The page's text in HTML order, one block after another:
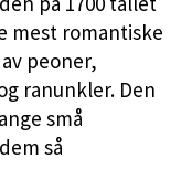
mest romantiske
peoner,
ranunkler. Den
små
så